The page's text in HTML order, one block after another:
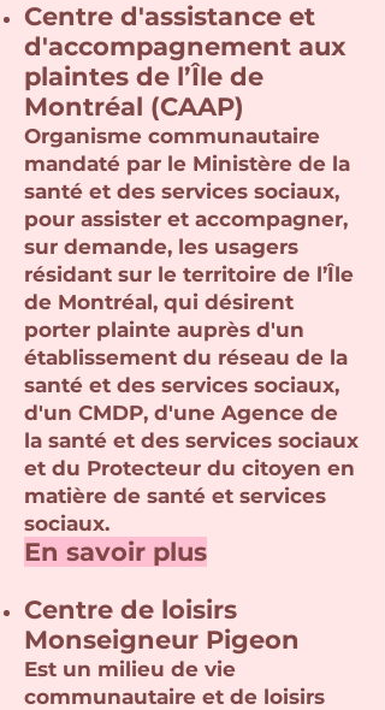
Centre d'assistance et
d'accompagnement aux
plaintes de l’Île de
Montréal (CAAP)
Organisme communautaire
mandaté par le Ministère de la
santé et des services sociaux,
pour assister et accompagner,
sur demande, les usagers
résidant sur le territoire de l’Île
de Montréal, qui désirent
porter plainte auprès d'un
établissement du réseau de la
santé et des services sociaux,
d'un CMDP, d'une Agence de
la santé et des services sociaux
et du Protecteur du citoyen en
matière de santé et services
sociaux.
En savoir plus
Centre de loisirs
Monseigneur Pigeon
Est un milieu de vie
communautaire et de loisirs